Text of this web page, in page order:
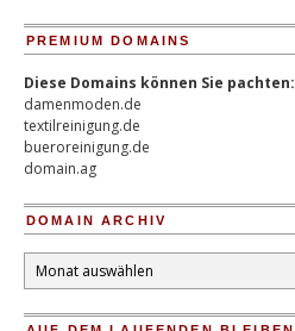
PREMIUM DOMAINS
Diese Domains können Sie pachten:
damenmoden.de
textilreinigung.de
bueroreinigung.de
domain.ag
DOMAIN ARCHIV
Domain
Archiv